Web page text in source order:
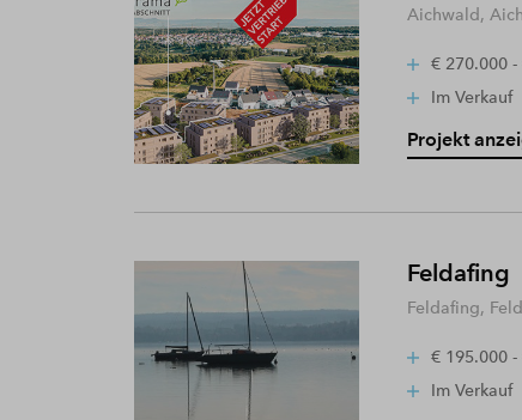
Aichwald,
€ 270.000
Im Verkauf
Projekt
Feldafing
Feldafing,
€ 195.000
Im Verkauf